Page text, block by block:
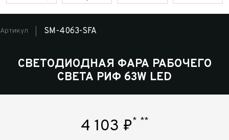
Артикул SM-4063-SFA
СВЕТОДИОДНАЯ ФАРА РАБОЧЕГО
СВЕТА РИФ 63W LED
4 103 ₽* **